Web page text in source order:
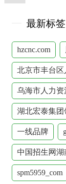
最新标签
hzcnc.com
北京市丰台
乌海市人力
湖北宏泰集团
一线品牌
中国招生网湖
spm5959_com